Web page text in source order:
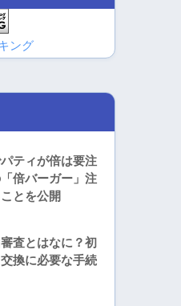
ング
ティが倍は要注
倍バーガー」注
とを公開
査とはなに？初
換に必要な手続